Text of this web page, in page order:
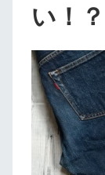
い！？